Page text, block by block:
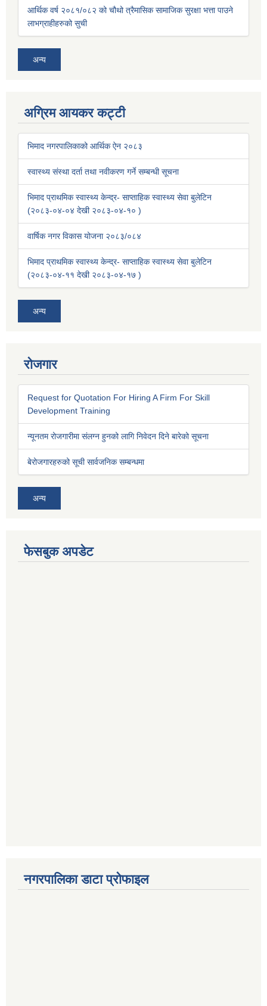
आर्थिक वर्ष २०८१/०८२ को चौथो त्रैमासिक सामाजिक सुरक्षा भत्ता पाउने
लाभग्राहीहरुको सुची
अन्य
अग्रिम आयकर कट्टी
भिमाद नगरपालिकाको आर्थिक ऐन २०८३
स्वास्थ्य संस्था दर्ता तथा नवीकरण गर्ने सम्बन्धी सूचना
भिमाद प्राथमिक स्वास्थ्य केन्द्र- साप्ताहिक स्वास्थ्य सेवा बुलेटिन
(२०८३-०४-०४ देखी २०८३-०४-१० )
वार्षिक नगर विकास योजना २०८३/०८४
भिमाद प्राथमिक स्वास्थ्य केन्द्र- साप्ताहिक स्वास्थ्य सेवा बुलेटिन
(२०८३-०४-११ देखी २०८३-०४-१७ )
अन्य
रोजगार
Request for Quotation For Hiring A Firm For Skill
Development Training
न्यूनतम रोजगारीमा संलग्न हुनको लागि निवेदन दिने बारेको सूचना
बेरोजगारहरुको सूची सार्वजनिक सम्बन्धमा
अन्य
फेसबुक अपडेट
नगरपालिका डाटा प्रोफाइल